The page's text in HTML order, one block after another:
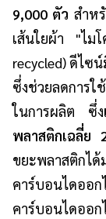
9,000 ตัว สำห
เส้นใยผ้า "ไม
recycled) ดีไซ
ซึ่งช่วยลดการใ
ในการผลิต ซึ่ง
พลาสติกเฉลี่ย
ขยะพลาสติกไ
คาร์บอนได
คาร์บอนไดออ